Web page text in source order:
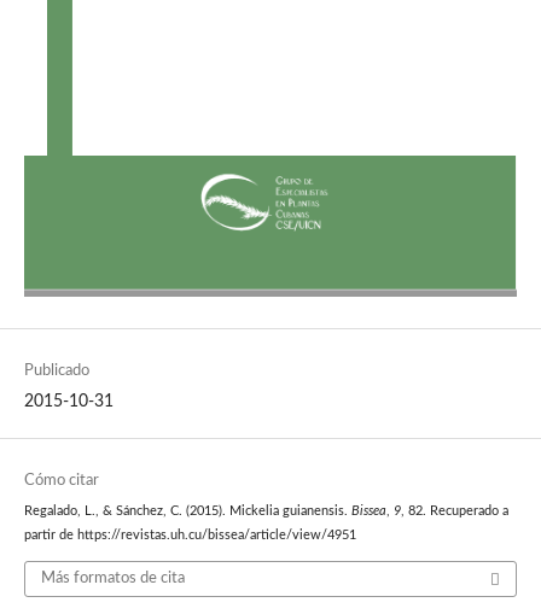
Publicado
2015-10-31
Cómo citar
Regalado, L., & Sánchez, C. (2015). Mickelia guianensis. Bissea, 9, 82. Recuperado a
partir de https://revistas.uh.cu/bissea/article/view/4951
Más formatos de cita